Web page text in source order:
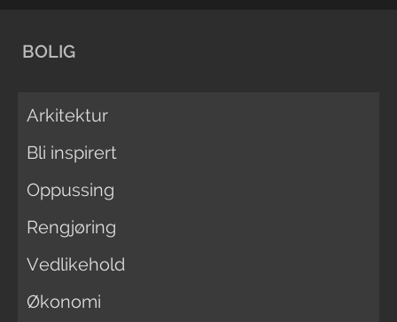
BOLIG
Arkitektur
Bli inspirert
Oppussing
Rengjøring
Vedlikehold
Økonomi